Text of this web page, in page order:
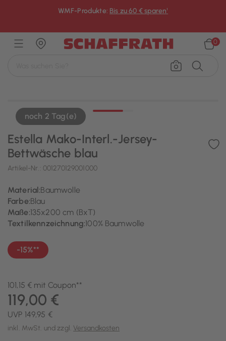
WMF-Produkte: Bis zu 60 € sparen¹
0
noch 2 Tag(e)
Estella Mako-Interl.-Jersey-
Bettwäsche blau
Artikel-Nr.: 001270129001000
Material:Baumwolle
Farbe:Blau
Maße:135x200 cm (BxT)
Textilkennzeichnung:100% Baumwolle
-15%**
101,15 € mit Coupon**
UVP 149,95 €
119,00 €
inkl. MwSt. und zzgl. Versandkosten